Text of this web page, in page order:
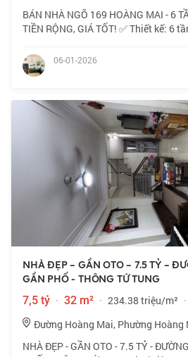
BÁN NHÀ NGÕ 169 HOÀNG MAI - 6
TIỀN RỘNG, GIÁ TỐT! ✅ Thiết kế: 6
Bếp, WC để xe. - Tầng 2,3,4
06-01-2026
NHÀ ĐẸP – GẦN OTO – 7.5 TỶ –
GẦN PHỐ - THÔNG TỨ TUNG
7,5 tỷ · 32 m² · 234.38 triệu/m² ·
Đường Hoàng Mai, Phường Hoàng
NHÀ ĐẸP - GẦN OTO - 7.5 TỶ -